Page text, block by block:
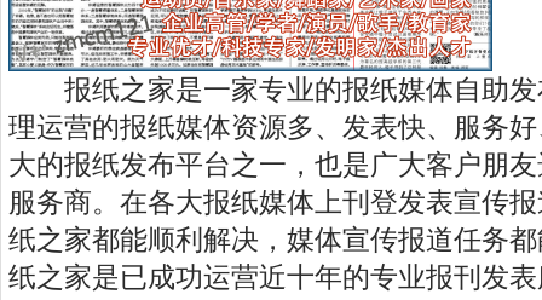
报纸之家是一家专业的报纸媒体自助发
理运营的报纸媒体资源多、发表快、服务
大的报纸发布平台之一，也是广大客户朋
服务商。在各大报纸媒体上刊登发表宣传
纸之家都能顺利解决，媒体宣传报道任务
纸之家是已成功运营近十年的专业报刊发